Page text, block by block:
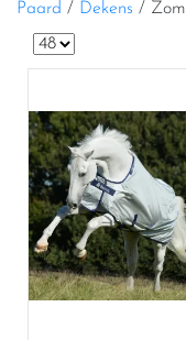
Paard / Dekens /